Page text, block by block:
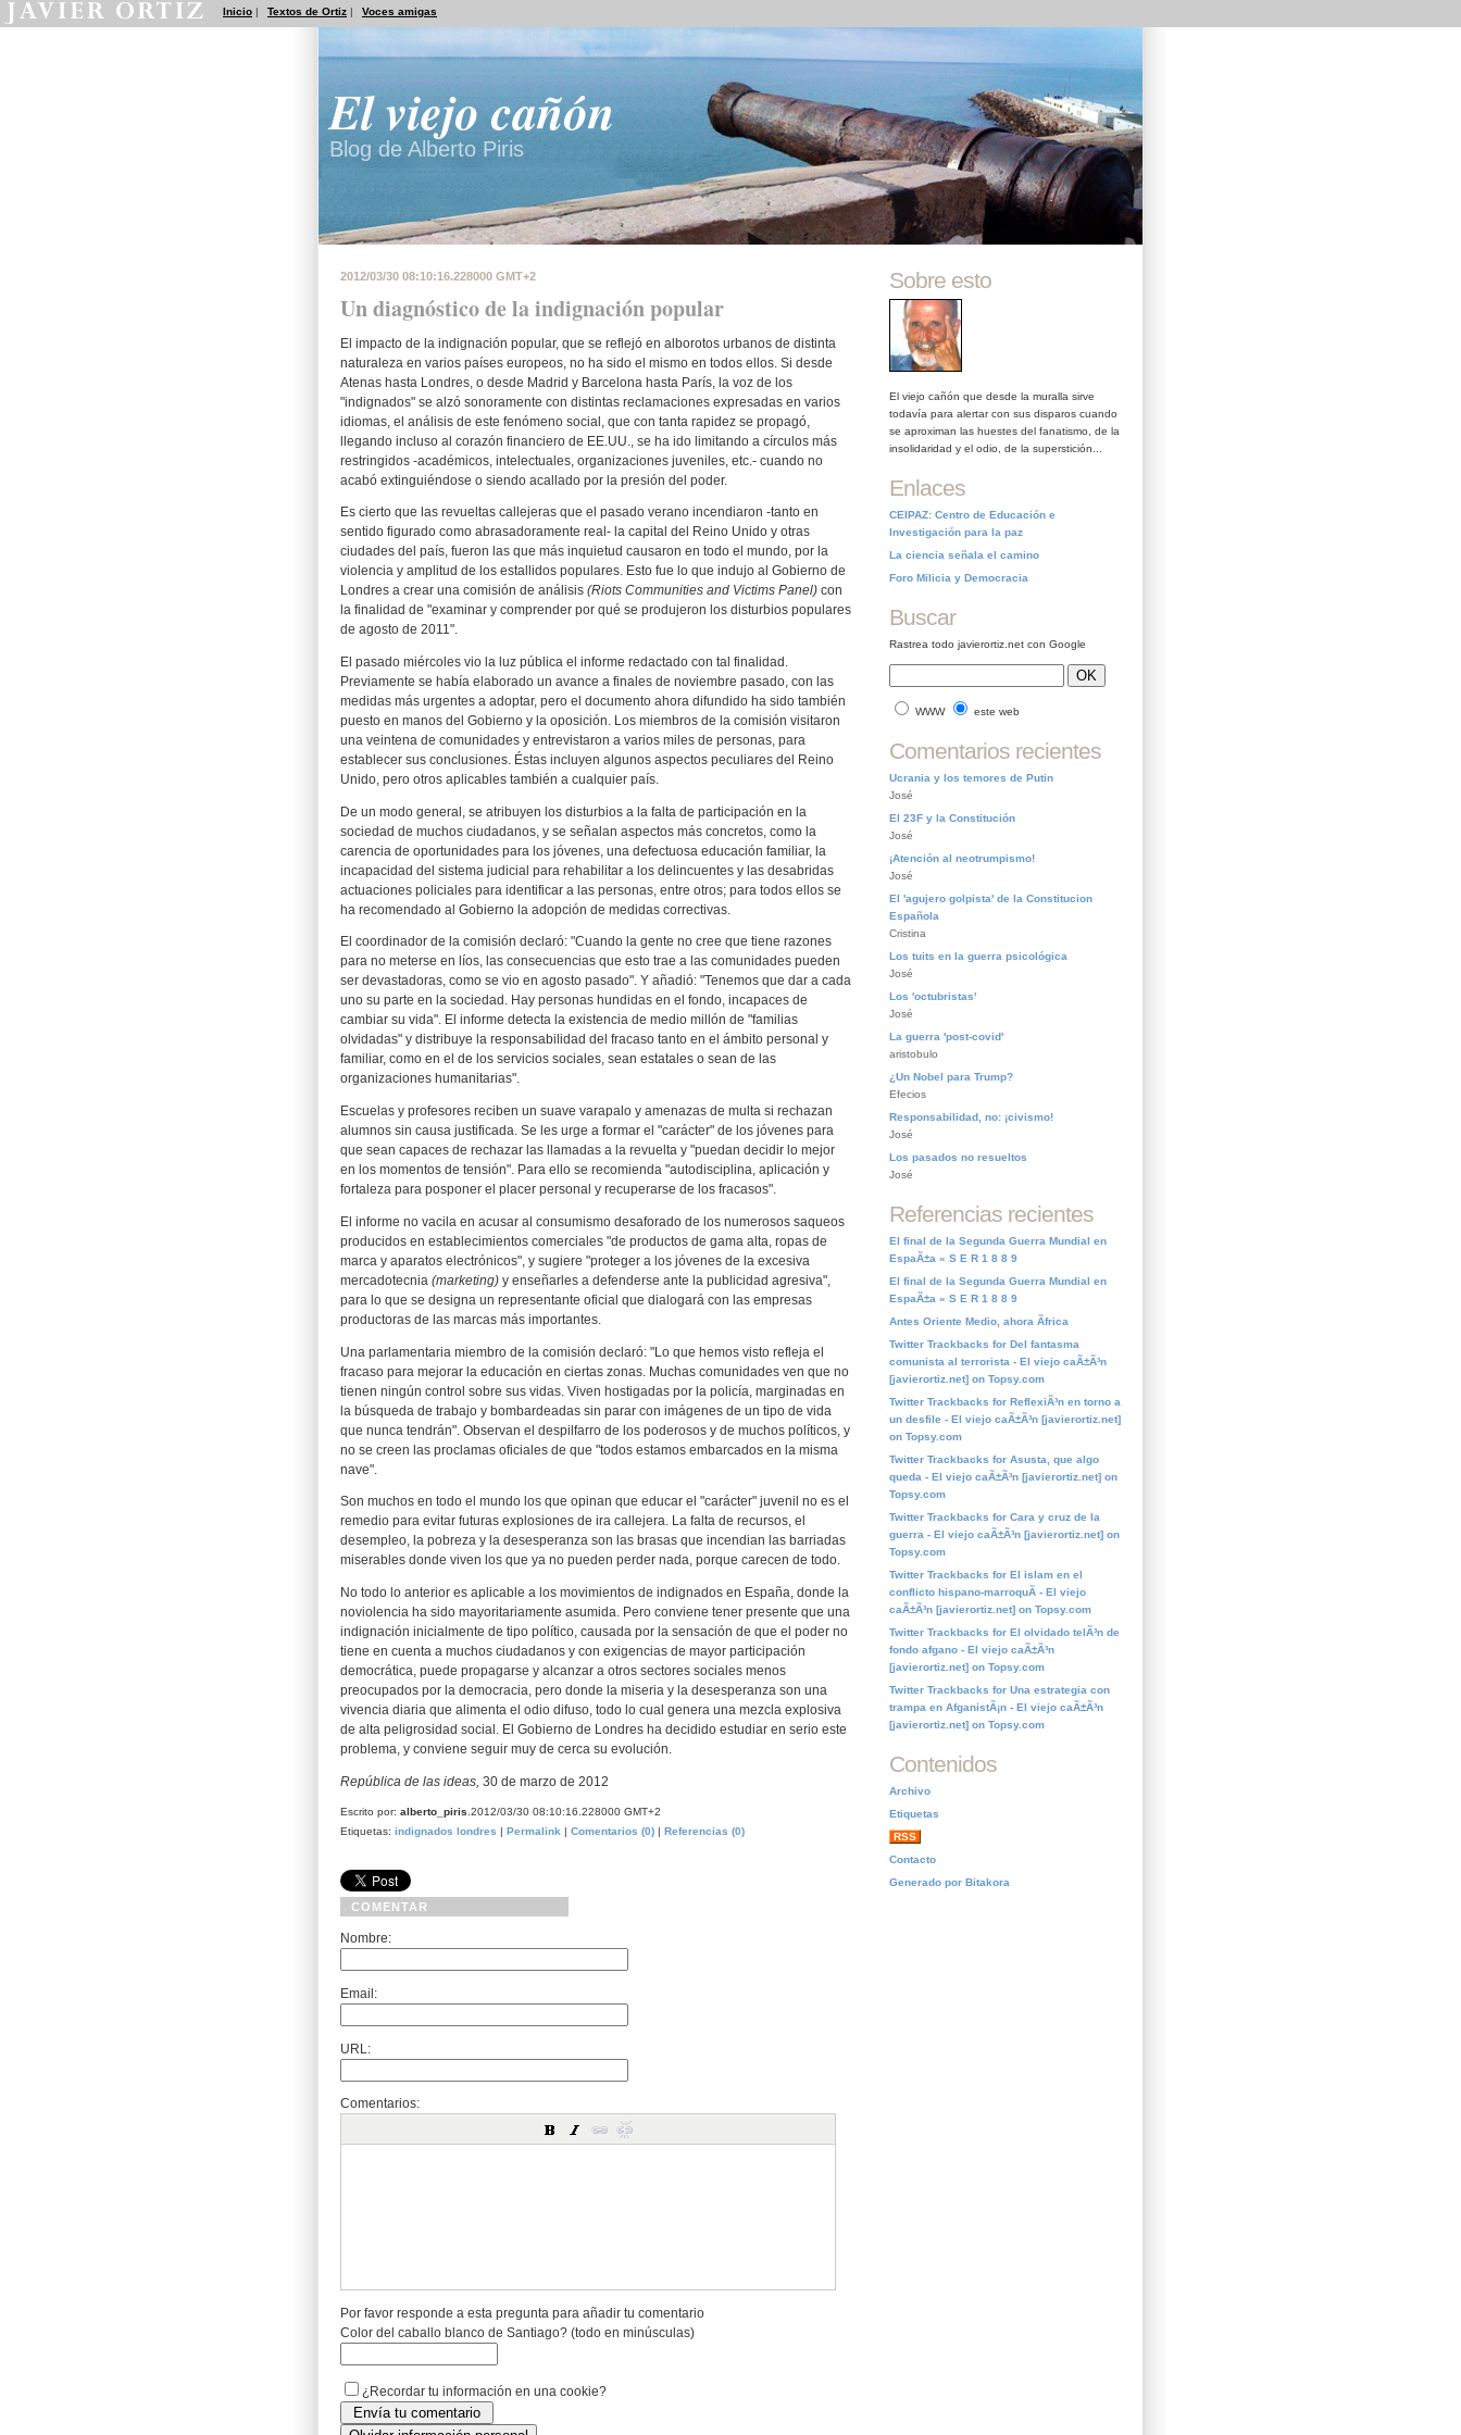
Inicio | Textos de Ortiz | Voces amigas
El viejo cañón
Blog de Alberto Piris
2012/03/30 08:10:16.228000 GMT+2
Un diagnóstico de la indignación popular
El impacto de la indignación popular, que se reflejó en alborotos urbanos de distinta
naturaleza en varios países europeos, no ha sido el mismo en todos ellos. Si desde
Atenas hasta Londres, o desde Madrid y Barcelona hasta París, la voz de los
"indignados" se alzó sonoramente con distintas reclamaciones expresadas en varios
idiomas, el análisis de este fenómeno social, que con tanta rapidez se propagó,
llegando incluso al corazón financiero de EE.UU., se ha ido limitando a círculos más
restringidos -académicos, intelectuales, organizaciones juveniles, etc.- cuando no
acabó extinguiéndose o siendo acallado por la presión del poder.
Es cierto que las revueltas callejeras que el pasado verano incendiaron -tanto en
sentido figurado como abrasadoramente real- la capital del Reino Unido y otras
ciudades del país, fueron las que más inquietud causaron en todo el mundo, por la
violencia y amplitud de los estallidos populares. Esto fue lo que indujo al Gobierno de
Londres a crear una comisión de análisis (Riots Communities and Victims Panel) con
la finalidad de "examinar y comprender por qué se produjeron los disturbios populares
de agosto de 2011".
El pasado miércoles vio la luz pública el informe redactado con tal finalidad.
Previamente se había elaborado un avance a finales de noviembre pasado, con las
medidas más urgentes a adoptar, pero el documento ahora difundido ha sido también
puesto en manos del Gobierno y la oposición. Los miembros de la comisión visitaron
una veintena de comunidades y entrevistaron a varios miles de personas, para
establecer sus conclusiones. Éstas incluyen algunos aspectos peculiares del Reino
Unido, pero otros aplicables también a cualquier país.
De un modo general, se atribuyen los disturbios a la falta de participación en la
sociedad de muchos ciudadanos, y se señalan aspectos más concretos, como la
carencia de oportunidades para los jóvenes, una defectuosa educación familiar, la
incapacidad del sistema judicial para rehabilitar a los delincuentes y las desabridas
actuaciones policiales para identificar a las personas, entre otros; para todos ellos se
ha recomendado al Gobierno la adopción de medidas correctivas.
El coordinador de la comisión declaró: "Cuando la gente no cree que tiene razones
para no meterse en líos, las consecuencias que esto trae a las comunidades pueden
ser devastadoras, como se vio en agosto pasado". Y añadió: "Tenemos que dar a cada
uno su parte en la sociedad. Hay personas hundidas en el fondo, incapaces de
cambiar su vida". El informe detecta la existencia de medio millón de "familias
olvidadas" y distribuye la responsabilidad del fracaso tanto en el ámbito personal y
familiar, como en el de los servicios sociales, sean estatales o sean de las
organizaciones humanitarias".
Escuelas y profesores reciben un suave varapalo y amenazas de multa si rechazan
alumnos sin causa justificada. Se les urge a formar el "carácter" de los jóvenes para
que sean capaces de rechazar las llamadas a la revuelta y "puedan decidir lo mejor
en los momentos de tensión". Para ello se recomienda "autodisciplina, aplicación y
fortaleza para posponer el placer personal y recuperarse de los fracasos".
El informe no vacila en acusar al consumismo desaforado de los numerosos saqueos
producidos en establecimientos comerciales "de productos de gama alta, ropas de
marca y aparatos electrónicos", y sugiere "proteger a los jóvenes de la excesiva
mercadotecnia (marketing) y enseñarles a defenderse ante la publicidad agresiva",
para lo que se designa un representante oficial que dialogará con las empresas
productoras de las marcas más importantes.
Una parlamentaria miembro de la comisión declaró: "Lo que hemos visto refleja el
fracaso para mejorar la educación en ciertas zonas. Muchas comunidades ven que no
tienen ningún control sobre sus vidas. Viven hostigadas por la policía, marginadas en
la búsqueda de trabajo y bombardeadas sin parar con imágenes de un tipo de vida
que nunca tendrán". Observan el despilfarro de los poderosos y de muchos políticos, y
no se creen las proclamas oficiales de que "todos estamos embarcados en la misma
nave".
Son muchos en todo el mundo los que opinan que educar el "carácter" juvenil no es el
remedio para evitar futuras explosiones de ira callejera. La falta de recursos, el
desempleo, la pobreza y la desesperanza son las brasas que incendian las barriadas
miserables donde viven los que ya no pueden perder nada, porque carecen de todo.
No todo lo anterior es aplicable a los movimientos de indignados en España, donde la
noviolencia ha sido mayoritariamente asumida. Pero conviene tener presente que una
indignación inicialmente de tipo político, causada por la sensación de que el poder no
tiene en cuenta a muchos ciudadanos y con exigencias de mayor participación
democrática, puede propagarse y alcanzar a otros sectores sociales menos
preocupados por la democracia, pero donde la miseria y la desesperanza son una
vivencia diaria que alimenta el odio difuso, todo lo cual genera una mezcla explosiva
de alta peligrosidad social. El Gobierno de Londres ha decidido estudiar en serio este
problema, y conviene seguir muy de cerca su evolución.
República de las ideas, 30 de marzo de 2012
Escrito por: alberto_piris .2012/03/30 08:10:16.228000 GMT+2
Etiquetas: indignados londres | Permalink | Comentarios (0) | Referencias (0)
COMENTAR
Nombre:
Email:
URL:
Comentarios:
Por favor responde a esta pregunta para añadir tu comentario
Color del caballo blanco de Santiago? (todo en minúsculas)
¿Recordar tu información en una cookie?
Sobre esto
El viejo cañón que desde la muralla sirve
todavía para alertar con sus disparos cuando
se aproximan las huestes del fanatismo, de la
insolidaridad y el odio, de la superstición...
Enlaces
CEIPAZ: Centro de Educación e
Investigación para la paz
La ciencia señala el camino
Foro Milicia y Democracia
Buscar
Rastrea todo javierortiz.net con Google
WWW este web
Comentarios recientes
Ucrania y los temores de Putin
José
El 23F y la Constitución
José
¡Atención al neotrumpismo!
José
El 'agujero golpista' de la Constitucion
Española
Cristina
Los tuits en la guerra psicológica
José
Los 'octubristas'
José
La guerra 'post-covid'
aristobulo
¿Un Nobel para Trump?
Efecios
Responsabilidad, no: ¡civismo!
José
Los pasados no resueltos
José
Referencias recientes
El final de la Segunda Guerra Mundial en
EspaÃ±a « S E R 1 8 8 9
El final de la Segunda Guerra Mundial en
EspaÃ±a « S E R 1 8 8 9
Antes Oriente Medio, ahora Ãfrica
Twitter Trackbacks for Del fantasma
comunista al terrorista - El viejo caÃ±Ã³n
[javierortiz.net] on Topsy.com
Twitter Trackbacks for ReflexiÃ³n en torno a
un desfile - El viejo caÃ±Ã³n [javierortiz.net]
on Topsy.com
Twitter Trackbacks for Asusta, que algo
queda - El viejo caÃ±Ã³n [javierortiz.net] on
Topsy.com
Twitter Trackbacks for Cara y cruz de la
guerra - El viejo caÃ±Ã³n [javierortiz.net] on
Topsy.com
Twitter Trackbacks for El islam en el
conflicto hispano-marroquÃ­ - El viejo
caÃ±Ã³n [javierortiz.net] on Topsy.com
Twitter Trackbacks for El olvidado telÃ³n de
fondo afgano - El viejo caÃ±Ã³n
[javierortiz.net] on Topsy.com
Twitter Trackbacks for Una estrategia con
trampa en AfganistÃ¡n - El viejo caÃ±Ã³n
[javierortiz.net] on Topsy.com
Contenidos
Archivo
Etiquetas
RSS
Contacto
Generado por Bitakora